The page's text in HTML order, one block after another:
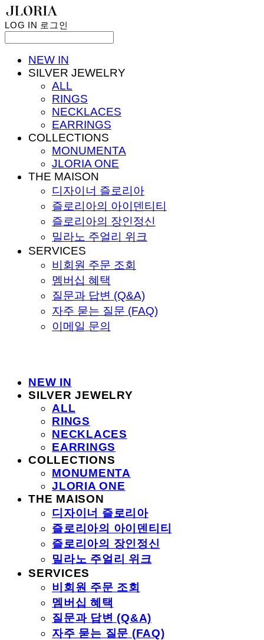
LOG IN 로그인
NEW IN
SILVER JEWELRY
ALL
RINGS
NECKLACES
EARRINGS
COLLECTIONS
MONUMENTA
JLORIA ONE
THE MAISON
디자이너 즐로리아
즐로리아의 아이덴티티
즐로리아의 장인정신
밀라노 주얼리 위크
SERVICES
비회원 주문 조회
멤버십 혜택
질문과 답변 (Q&A)
자주 묻는 질문 (FAQ)
이메일 문의
NEW IN
SILVER JEWELRY
ALL
RINGS
NECKLACES
EARRINGS
COLLECTIONS
MONUMENTA
JLORIA ONE
THE MAISON
디자이너 즐로리아
즐로리아의 아이덴티티
즐로리아의 장인정신
밀라노 주얼리 위크
SERVICES
비회원 주문 조회
멤버십 혜택
질문과 답변 (Q&A)
자주 묻는 질문 (FAQ)